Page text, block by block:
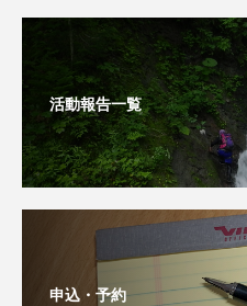
活動報告一覧
申込・予約